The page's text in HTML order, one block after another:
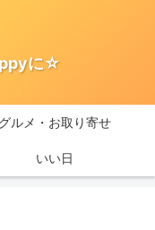
に☆
グルメ・お取り寄せ
いい日